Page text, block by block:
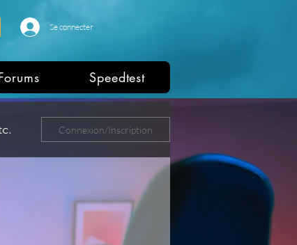
Se connecter
Speedtest
Connexion/Inscription